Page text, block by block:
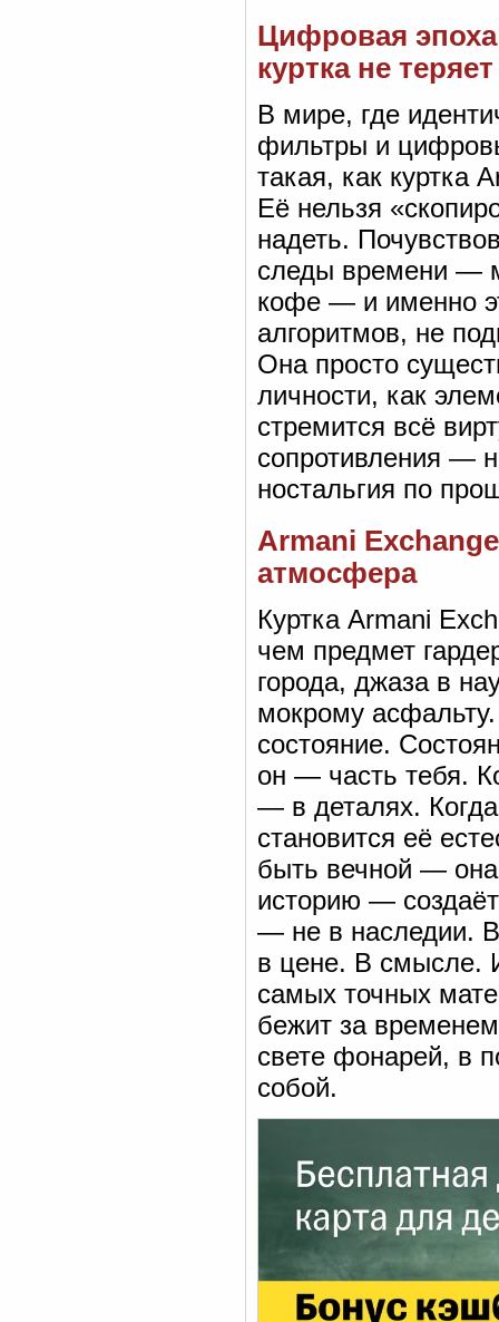
Цифровая
куртка не
В мире, где
фильтры и
такая, как куртка
Её нельзя
надеть.
следы времени —
кофе — и именно
алгоритмов, не
Она просто
личности, как
стремится всё
сопротивления —
ностальгия по
Armani
атмосфера
Куртка Armani
чем предмет
города, джаза в
мокрому
состояние.
он — часть тебя.
— в деталях. Когда
становится её
быть вечной —
историю —
— не в наследии. В
в цене. В смысле.
самых точных
бежит за
свете фонарей, в
собой.